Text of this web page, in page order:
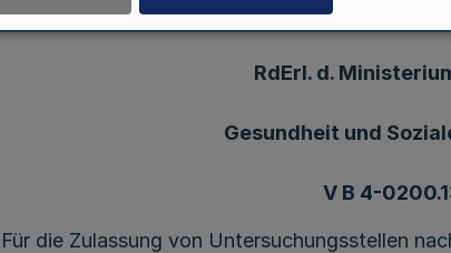
als Untersuchungsstelle nach
RdErl. d.
Gesundheit und
V B 4-
Für die Zulassung von Untersuchungsstellen